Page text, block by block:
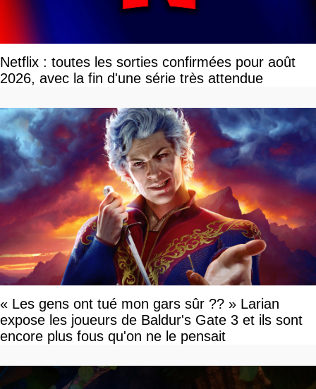
Netflix : toutes les sorties confirmées pour août
2026, avec la fin d'une série très attendue
« Les gens ont tué mon gars sûr ?? » Larian
expose les joueurs de Baldur's Gate 3 et ils sont
encore plus fous qu'on ne le pensait